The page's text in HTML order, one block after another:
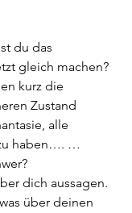
du das
gleich machen?
kurz die
Zustand
alle
haben…. …
dich aussagen.
über deinen